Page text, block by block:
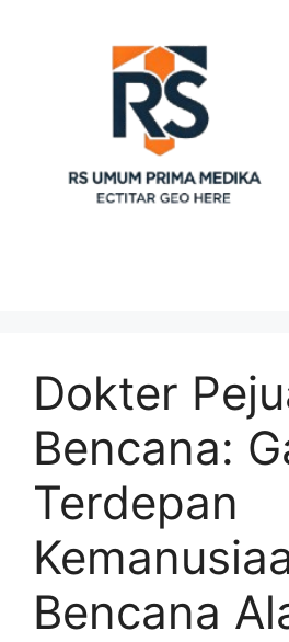
Dokter
Bencana:
Terdepan
Bencana